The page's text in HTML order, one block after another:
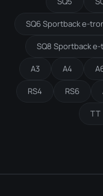
SQ6 Sportback e-
SQ8 Sportback
A3 A4
RS4 RS6
TT